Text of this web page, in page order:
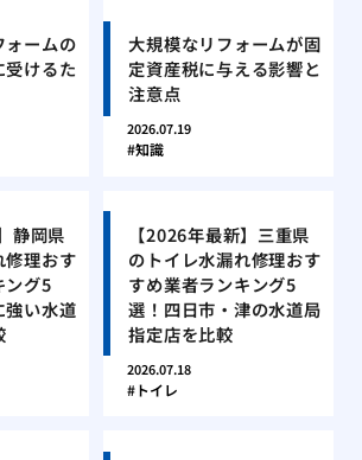
ォームの
けるた
大規模なリフォームが固
定資産税に与える影響と
注意点
2026.07.19
知識
静岡県
修理おす
ング5
強い水道
【2026年最新】三重県
のトイレ水漏れ修理おす
すめ業者ランキング5
選！四日市・津の水道局
指定店を比較
2026.07.18
トイレ